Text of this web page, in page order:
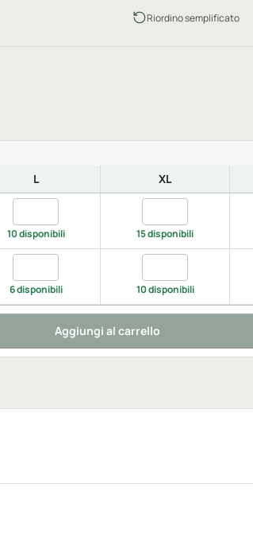
Riordino semplificato
L XL
10 disponibili 15 disponibili
6 disponibili 10 disponibili
Aggiungi al carrello